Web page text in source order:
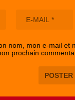
nom, mon e-mail et
prochain